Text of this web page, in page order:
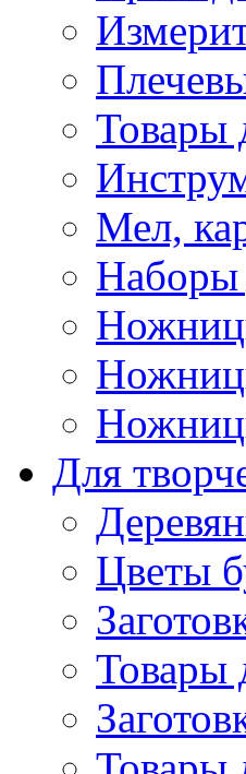
Товары
Мел,
Наборы
Для
Цветы
Товары